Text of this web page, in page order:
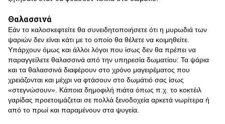
Θαλασσινά
Εάν το καλοσκεφτείτε θα συνειδητοποιήσετε ότι η μυρωδιά των
ψαριών δεν είναι κάτι με το οποίο θα θέλετε να κοιμηθείτε.
Υπάρχουν όμως και άλλοι λόγοι που ίσως δεν θα πρέπει να
παραγγείλετε θαλασσινά από την υπηρεσία δωματίου: Τα ψάρια
και τα θαλασσινά διαφέρουν στο χρόνο μαγειρέματος που
χρειάζονται και μέχρι να φτάσουν στο δωμάτιό σας ίσως
«στεγνώσουν». Κάποια δημοφιλή πιάτα όπως π.χ. το κοκτέιλ
γαρίδας προετοιμάζεται σε πολλά ξενοδοχεία αρκετά νωρίτερα ή
από το πρωί και παραμένουν στα ψυγεία.